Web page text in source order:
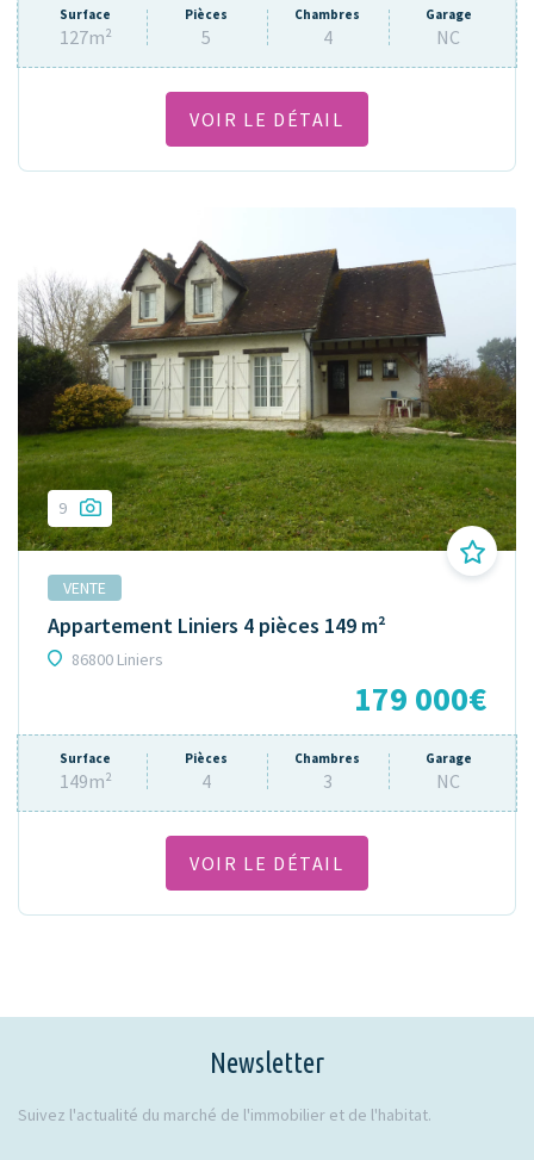
Surface
127m²
Pièces
5
Chambres
4
Garage
NC
VOIR LE DÉTAIL
9
VENTE
Appartement Liniers 4 pièces 149 m²
86800 Liniers
179 000€
Surface
149m²
Pièces
4
Chambres
3
Garage
NC
VOIR LE DÉTAIL
Newsletter
Suivez l'actualité du marché de l'immobilier et de l'habitat.